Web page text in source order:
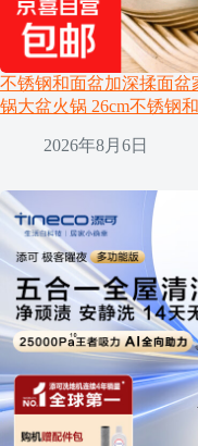
不锈钢和面盆加深揉面
锅大盆火锅 26cm不锈钢
2026年8月6日